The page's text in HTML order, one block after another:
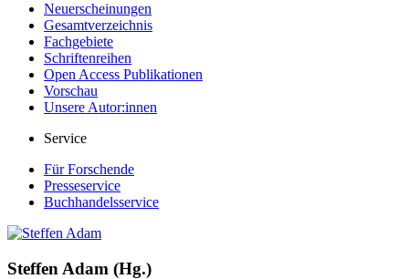
Neuerscheinungen
Gesamtverzeichnis
Fachgebiete
Schriftenreihen
Open Access Publikationen
Vorschau
Unsere Autor:innen
Service
Für Forschende
Presseservice
Buchhandelsservice
Steffen Adam (Hg.)